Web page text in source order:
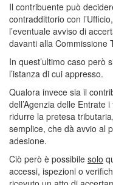
Il contribuente può
contraddittorio con
l’eventuale avviso di
davanti alla Commissione
In quest’ultimo caso però
l’istanza di cui appresso.
Qualora invece sia il
dell’Agenzia delle Entrate
ridurre la pretesa
semplice, che dà avvio al
adesione.
Ciò però è possibile solo
accessi, ispezioni o